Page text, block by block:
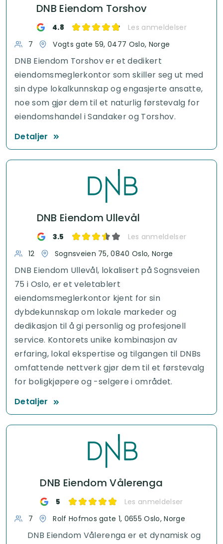
DNB Eiendom Torshov
4.8 Les anmeldelser
DNB Eiendom Torshov er et dedikert
eiendomsmeglerkontor som skiller seg ut med
sin dype lokalkunnskap og engasjerte ansatte,
noe som gjør dem til et naturlig førstevalg for
eiendomshandel i Sandaker og Torshov.
7 Vogts gate 59, 0477 Oslo, Norge
Detaljer
DNB Eiendom Ullevål
3.5 Les anmeldelser
DNB Eiendom Ullevål, lokalisert på Sognsveien
75 i Oslo, er et veletablert
eiendomsmeglerkontor kjent for sin
dybdekunnskap om lokale markeder og
dedikasjon til å gi personlig og profesjonell
service. Kontorets unike kombinasjon av
erfaring, lokal ekspertise og tilgangen til DNBs
omfattende nettverk gjør dem til et førstevalg
for boligkjøpere og -selgere i området.
12 Sognsveien 75, 0840 Oslo, Norge
Detaljer
DNB Eiendom Vålerenga
5 Les anmeldelser
DNB Eiendom Vålerenga er et dynamisk og
7 Rolf Hofmos gate 1, 0655 Oslo, Norge